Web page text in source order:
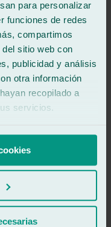
para personalizar
funciones de redes
compartimos
sitio web con
publicidad y análisis
otra información
recopilado a
servicios.
es la segunda vez
muy buenas
trato muy profesional y
salí muy contento